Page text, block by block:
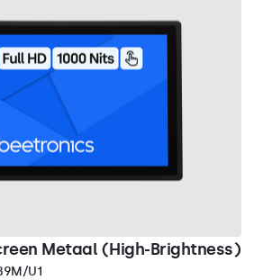
Metaal (High-Brightness)
U1